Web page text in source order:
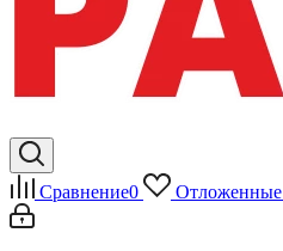
Сравнение0 Отложенные